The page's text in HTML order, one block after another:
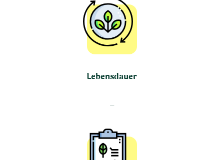
Lebensdauer
–